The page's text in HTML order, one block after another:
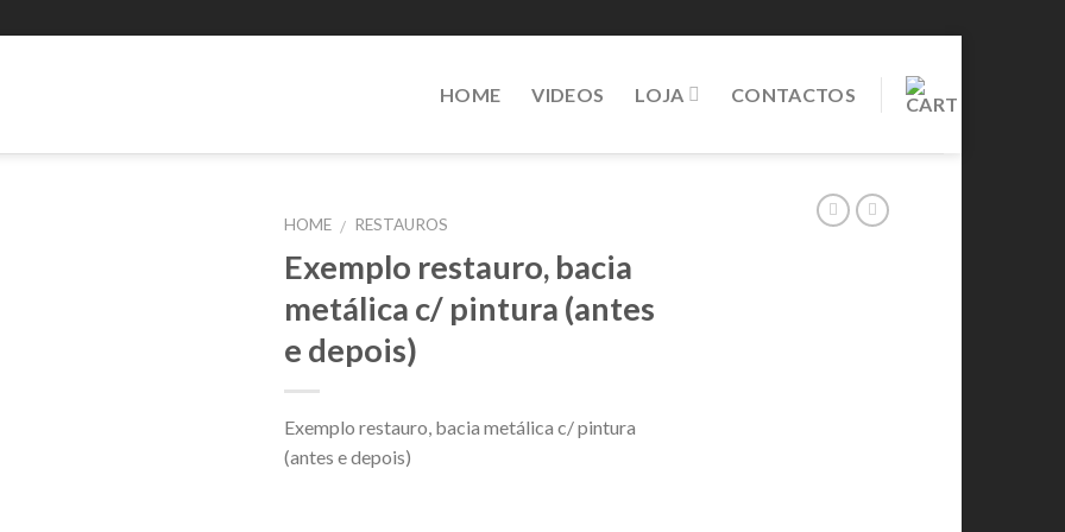
HOME VIDEOS LOJA CONTACTOS
HOME / RESTAUROS
Exemplo restauro, bacia
metálica c/ pintura (antes
e depois)
Exemplo restauro, bacia metálica c/ pintura
(antes e depois)